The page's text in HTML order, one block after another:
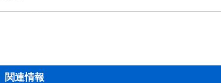
関連情報